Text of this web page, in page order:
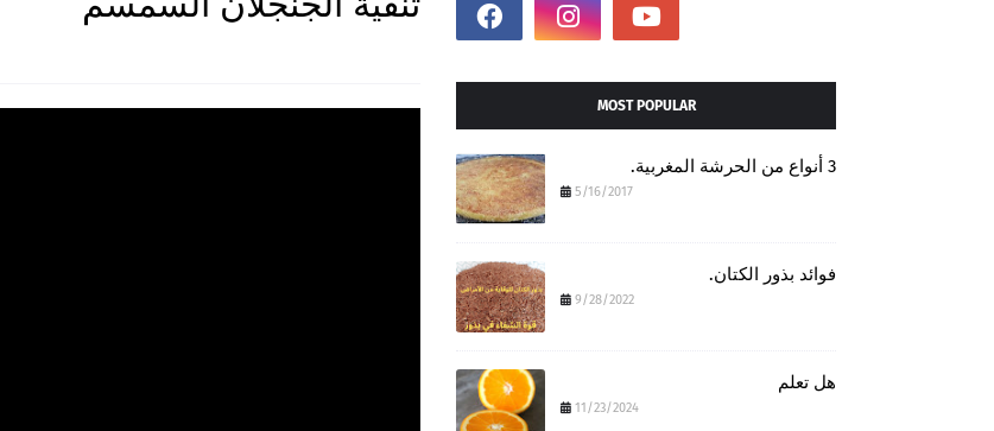
MOST POPULAR
3 أنواع من الحرشة المغربية.
5/16/2017
فوائد بذور الكتان.
9/28/2022
هل تعلم
11/23/2024